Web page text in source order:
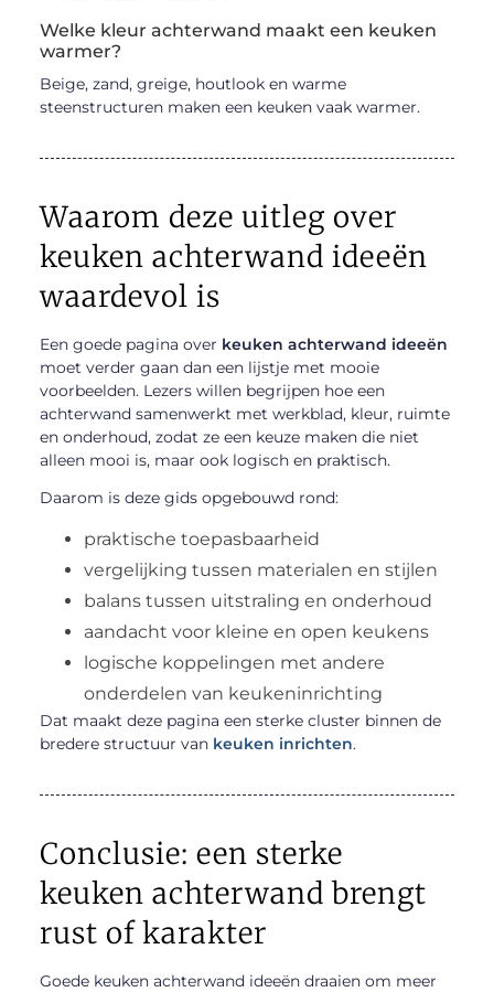
Welke kleur achterwand maakt een keuken
warmer?
Beige, zand, greige, houtlook en warme
steenstructuren maken een keuken vaak warmer.
Waarom deze uitleg over
keuken achterwand ideeën
waardevol is
Een goede pagina over keuken achterwand ideeën
moet verder gaan dan een lijstje met mooie
voorbeelden. Lezers willen begrijpen hoe een
achterwand samenwerkt met werkblad, kleur, ruimte
en onderhoud, zodat ze een keuze maken die niet
alleen mooi is, maar ook logisch en praktisch.
Daarom is deze gids opgebouwd rond:
praktische toepasbaarheid
vergelijking tussen materialen en stijlen
balans tussen uitstraling en onderhoud
aandacht voor kleine en open keukens
logische koppelingen met andere
onderdelen van keukeninrichting
Dat maakt deze pagina een sterke cluster binnen de
bredere structuur van keuken inrichten.
Conclusie: een sterke
keuken achterwand brengt
rust of karakter
Goede keuken achterwand ideeën draaien om meer